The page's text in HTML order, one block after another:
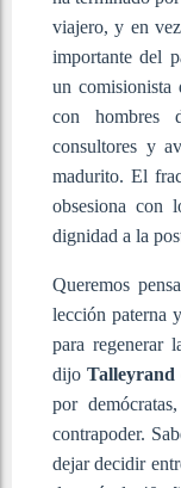
viajero, y en
importante del
un comisionista
con hombres
consultores y
madurito. El
obsesiona con
dignidad a la
Queremos
lección paterna
para regenerar
dijo Talleyrand
por
contrapoder.
dejar decidir